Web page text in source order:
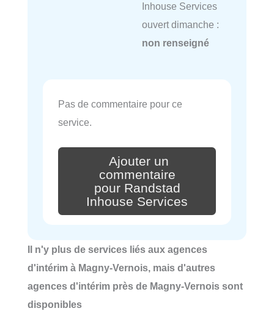
Inhouse Services
ouvert dimanche :
non renseigné
Pas de commentaire pour ce
service.
Ajouter un
commentaire
pour Randstad
Inhouse Services
Il n'y plus de services liés aux agences
d'intérim à Magny-Vernois, mais d'autres
agences d'intérim près de Magny-Vernois sont
disponibles